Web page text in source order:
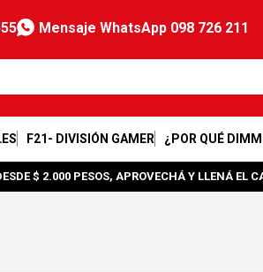
Mensaje WhatsApp 098 726 211
F21- DIVISIÓN GAMER ¿POR QUÉ
$ 2.000 PESOS, APROVECHÁ Y LLENÁ EL